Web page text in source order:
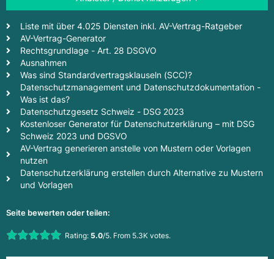
Liste mit über 4.025 Diensten inkl. AV-Vertrag-Ratgeber
AV-Vertrag-Generator
Rechtsgrundlage - Art. 28 DSGVO
Ausnahmen
Was sind Standardvertragsklauseln (SCC)?
Datenschutzmanagement und Datenschutzdokumentation -
Was ist das?
Datenschutzgesetz Schweiz - DSG 2023
Kostenloser Generator für Datenschutzerklärung – mit DSG
Schweiz 2023 und DGSVO
AV-Vertrag generieren anstelle von Mustern oder Vorlagen
nutzen
Datenschutzerklärung erstellen durch Alternative zu Mustern
und Vorlagen
Seite bewerten oder teilen:
Rate this item:Rating: 5.0/5. From 5.3K votes.